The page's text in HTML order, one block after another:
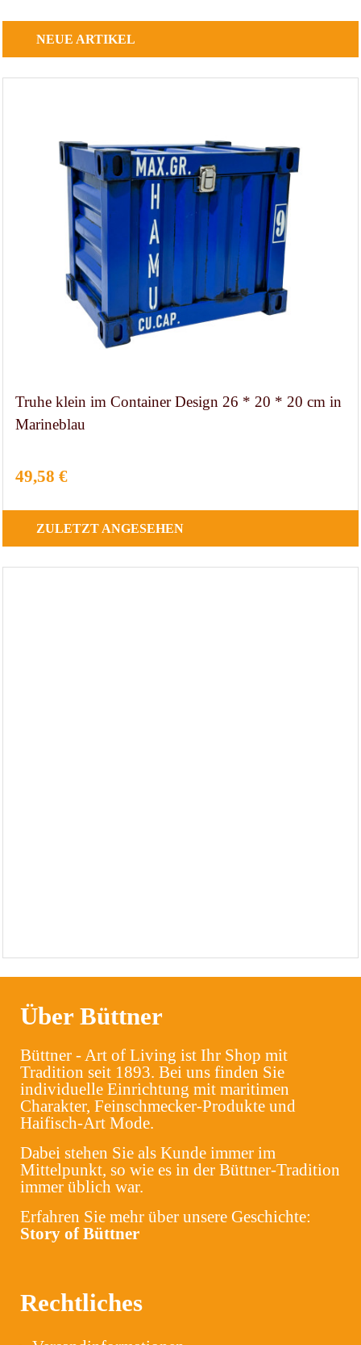
NEUE ARTIKEL
Truhe klein im Container Design 26 * 20 * 20 cm in
Marineblau
49,58 €
ZULETZT ANGESEHEN
Über Büttner
Büttner - Art of Living ist Ihr Shop mit
Tradition seit 1893. Bei uns finden Sie
individuelle Einrichtung mit maritimen
Charakter, Feinschmecker-Produkte und
Haifisch-Art Mode.
Dabei stehen Sie als Kunde immer im
Mittelpunkt, so wie es in der Büttner-Tradition
immer üblich war.
Erfahren Sie mehr über unsere Geschichte:
Story of Büttner
Rechtliches